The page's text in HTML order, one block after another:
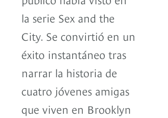
la serie Sex and the
City. Se convirtió en un
éxito instantáneo tras
narrar la historia de
cuatro jóvenes amigas
que viven en Brooklyn